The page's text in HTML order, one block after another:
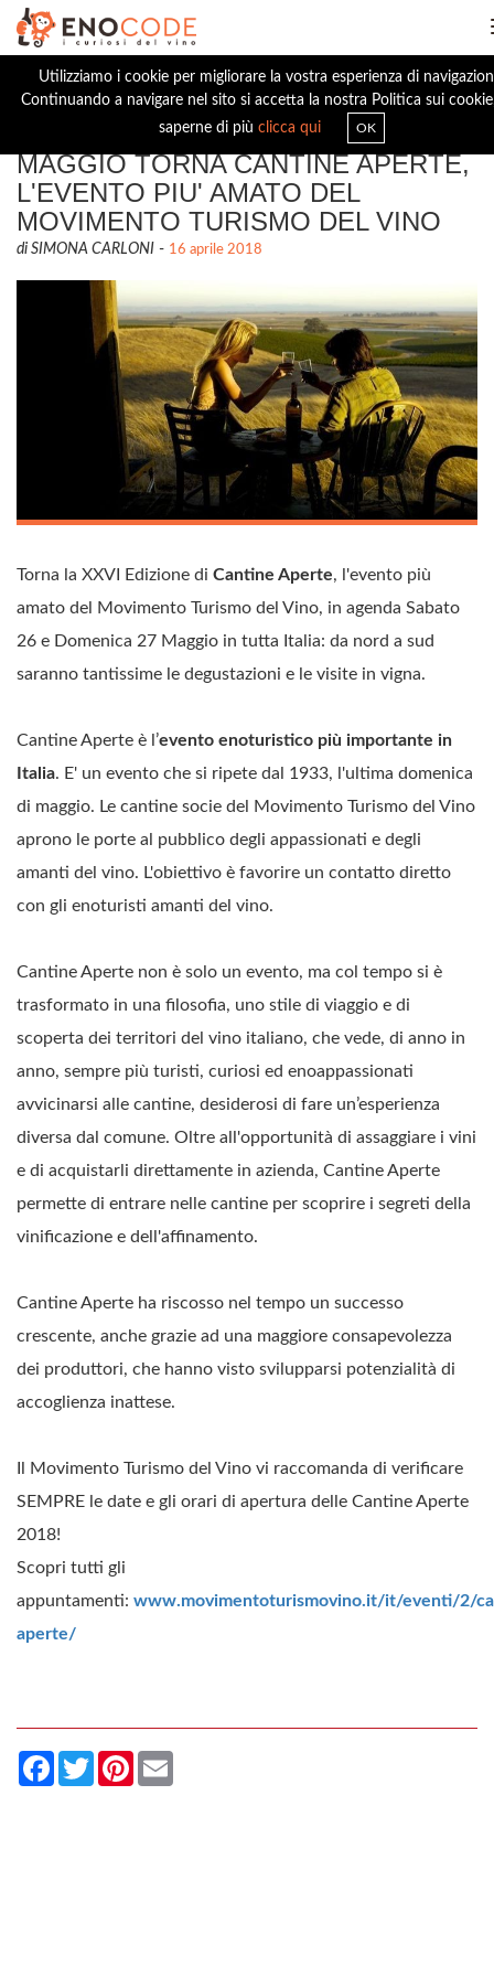
Utilizziamo i cookie per migliorare la vostra esperienza di
Continuando a navigare nel sito si accetta la nostra Politica sui
saperne di più clicca qui OK
SABATO 26 E DOMENICA 27
MAGGIO TORNA CANTINE APERTE,
L'EVENTO PIU' AMATO DEL
MOVIMENTO TURISMO DEL VINO
di SIMONA CARLONI - 16 aprile 2018
Torna la XXVI Edizione di Cantine Aperte, l'evento più
amato del Movimento Turismo del Vino, in agenda Sabato
26 e Domenica 27 Maggio in tutta Italia: da nord a sud
saranno tantissime le degustazioni e le visite in vigna.
Cantine Aperte è l’evento enoturistico più importante in
Italia. E' un evento che si ripete dal 1933, l'ultima domenica
di maggio. Le cantine socie del Movimento Turismo del Vino
aprono le porte al pubblico degli appassionati e degli
amanti del vino. L'obiettivo è favorire un contatto diretto
con gli enoturisti amanti del vino.
Cantine Aperte non è solo un evento, ma col tempo si è
trasformato in una filosofia, uno stile di viaggio e di
scoperta dei territori del vino italiano, che vede, di anno in
anno, sempre più turisti, curiosi ed enoappassionati
avvicinarsi alle cantine, desiderosi di fare un’esperienza
diversa dal comune. Oltre all'opportunità di assaggiare i vini
e di acquistarli direttamente in azienda, Cantine Aperte
permette di entrare nelle cantine per scoprire i segreti della
vinificazione e dell'affinamento.
Cantine Aperte ha riscosso nel tempo un successo
crescente, anche grazie ad una maggiore consapevolezza
dei produttori, che hanno visto svilupparsi potenzialità di
accoglienza inattese.
Il Movimento Turismo del Vino vi raccomanda di verificare
SEMPRE le date e gli orari di apertura delle Cantine Aperte
2018!
Scopri tutti gli
appuntamenti: www.movimentoturismovino.it/it/eventi/2/
aperte/
Facebook
TwitterPinterest